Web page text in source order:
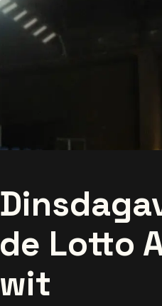
de Lotto
wit